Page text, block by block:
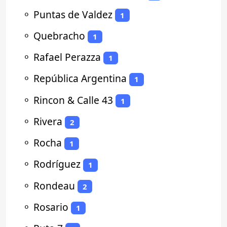
⚬ Puntas de Valdez 1
⚬ Quebracho 1
⚬ Rafael Perazza 1
⚬ República Argentina 1
⚬ Rincon & Calle 43 1
⚬ Rivera 2
⚬ Rocha 1
⚬ Rodríguez 1
⚬ Rondeau 2
⚬ Rosario 1